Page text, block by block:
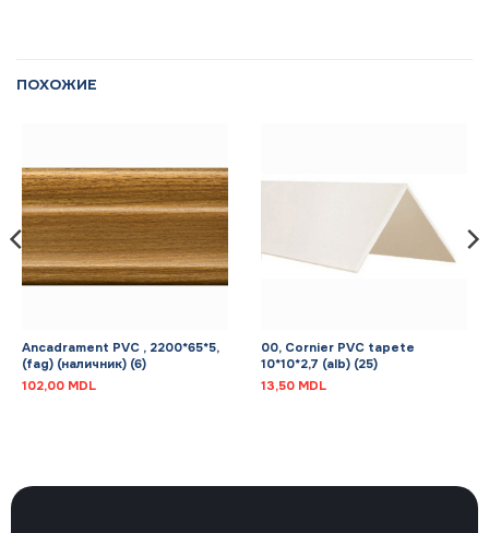
ПОХОЖИЕ
Ancadrament PVC , 2200*65*5,
(fag) (наличник) (6)
102,00 MDL
00, Cornier PVC tapete
10*10*2,7 (alb) (25)
13,50 MDL